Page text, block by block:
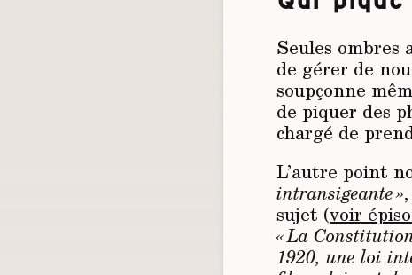
Seules ombres
de gérer de
soupçonne
de piquer des
chargé de
L’autre point
intransigeante »
sujet (voir
« La
1920, une loi